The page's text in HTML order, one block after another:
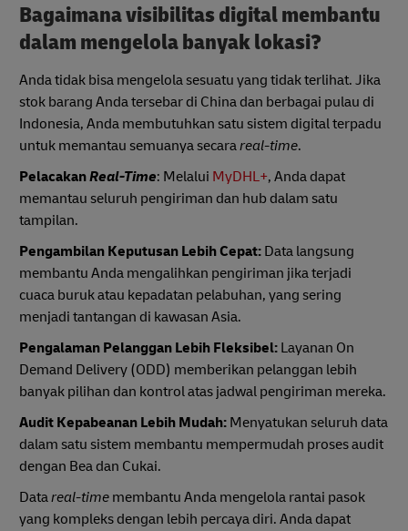
Bagaimana visibilitas digital membantu
dalam mengelola banyak lokasi?
Anda tidak bisa mengelola sesuatu yang tidak terlihat. Jika
stok barang Anda tersebar di China dan berbagai pulau di
Indonesia, Anda membutuhkan satu sistem digital terpadu
untuk memantau semuanya secarareal-time.
PelacakanReal-Time: Melalui MyDHL+, Anda dapat
memantau seluruh pengiriman dan hub dalam satu
tampilan.
Pengambilan Keputusan Lebih Cepat: Data langsung
membantu Anda mengalihkan pengiriman jika terjadi
cuaca buruk atau kepadatan pelabuhan, yang sering
menjadi tantangan di kawasan Asia.
Pengalaman Pelanggan Lebih Fleksibel: Layanan On
Demand Delivery (ODD) memberikan pelanggan lebih
banyak pilihan dan kontrol atas jadwal pengiriman mereka.
Audit Kepabeanan Lebih Mudah: Menyatukan seluruh data
dalam satu sistem membantu mempermudah proses audit
dengan Bea dan Cukai.
Datareal-time membantu Anda mengelola rantai pasok
yang kompleks dengan lebih percaya diri. Anda dapat